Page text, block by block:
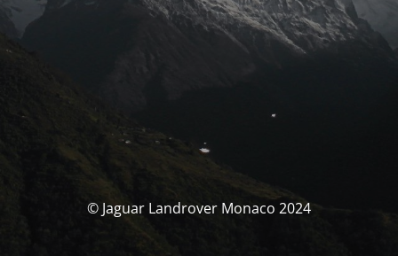
© Jaguar Landrover Monaco 2024